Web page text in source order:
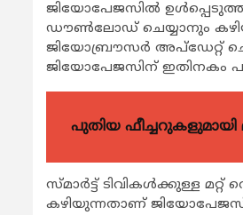
ജിയോപേജസില്‍
ഡൗണ്‍ലോഡ് ചെയ്യാനും
ജിയോബ്രൗസര്‍ അപ്‌ഡേറ്റ്
ജിയോപേജസിന് ഇതിനകം
പുതിയ
സ്മാര്‍ട്ട് ടിവികള്‍ക്കുള്ള
കഴിയുന്നതാണ്